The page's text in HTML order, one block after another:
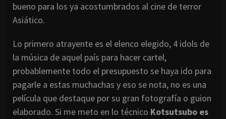
bueno para los ya acostumbrados al cine de terror
Asiático.
Lo primero atrayente es el elenco elegido, 4 idols de
la música de aquel país para hacer cartel,
probablemente todo el presupuesto se haya ido para
pagarle a estas muchachas y eso se nota, no es una
película que destaque por su gran fotografía o guion
elaborado. Si me meto en lo técnico Kotsutsubo es